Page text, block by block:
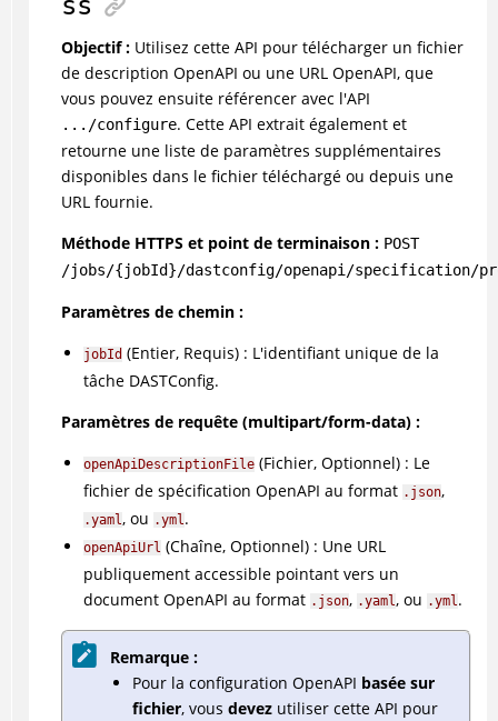
Objectif :Utilisez cette API pour télécharger un fichier
de description OpenAPI ou une URL OpenAPI, que
vous pouvez ensuite référencer avec l'API
.../configure. Cette API extrait également et
retourne une liste de paramètres supplémentaires
disponibles dans le fichier téléchargé ou depuis une
URL fournie.
Méthode HTTPS et point de terminaison : POST
/jobs/{jobId}/dastconfig/openapi/specification/
Paramètres de chemin :
jobId(Entier, Requis) : L'identifiant unique de la
tâche DASTConfig.
Paramètres de requête (multipart/form-data) :
openApiDescriptionFile(Fichier, Optionnel) : Le
fichier de spécification OpenAPI au format .json,
.yaml, ou .yml.
openApiUrl(Chaîne, Optionnel) : Une URL
publiquement accessible pointant vers un
document OpenAPI au format .json, .yaml, ou .yml.
Remarque :
Pour la configuration OpenAPI basée sur
fichier, vous devezutiliser cette API pour